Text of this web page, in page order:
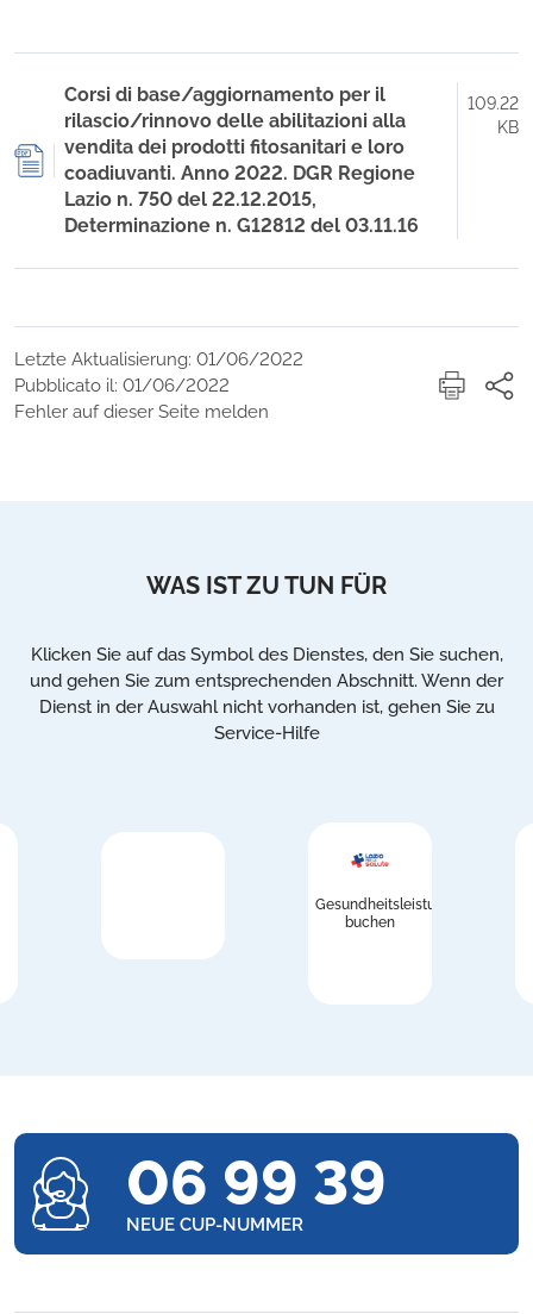
Corsi di base/aggiornamento per il
rilascio/rinnovo delle abilitazioni alla
vendita dei prodotti fitosanitari e loro
coadiuvanti. Anno 2022. DGR Regione
Lazio n. 750 del 22.12.2015,
Determinazione n. G12812 del 03.11.16
109.22
KB
Letzte Aktualisierung: 01/06/2022
Pubblicato il: 01/06/2022
Fehler auf dieser Seite melden
WAS IST ZU TUN FÜR
Klicken Sie auf das Symbol des Dienstes, den Sie suchen,
und gehen Sie zum entsprechenden Abschnitt. Wenn der
Dienst in der Auswahl nicht vorhanden ist, gehen Sie zu
Service-Hilfe
Gesundheitsleistungen
buchen
06 99 39
NEUE CUP-NUMMER